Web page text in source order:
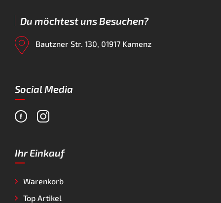
Du möchtest uns Besuchen?
Bautzner Str. 130, 01917 Kamenz
Social Media
Ihr Einkauf
Warenkorb
Top Artikel